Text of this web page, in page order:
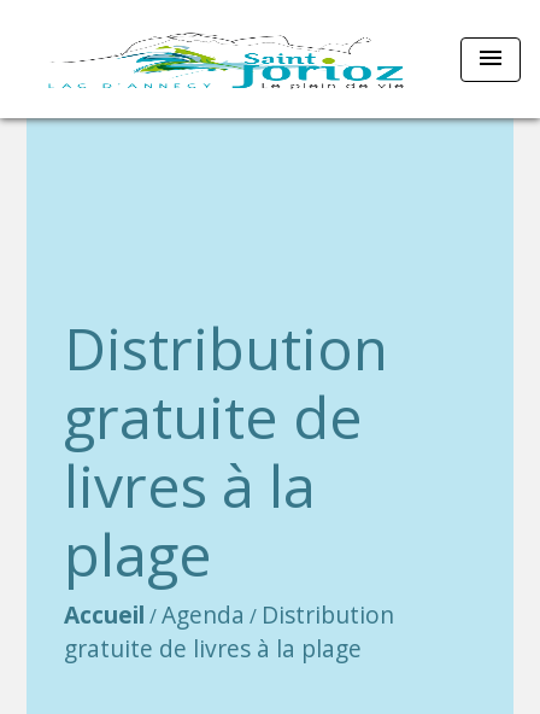
menu
Distribution
gratuite de
livres à la
plage
Accueil /Agenda / Distribution
gratuite de livres à la plage